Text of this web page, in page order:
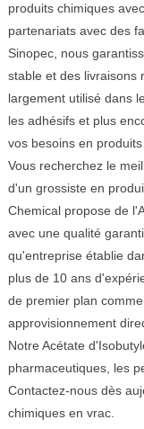
produits chimiques
partenariats avec des
Sinopec, nous
stable et des livraisons
largement utilisé dans
les adhésifs et plus
vos besoins en
Vous recherchez le
d'un grossiste en
Chemical propose de
avec une qualité
qu'entreprise établie
plus de 10 ans
de premier plan
approvisionnement
Notre Acétate
pharmaceutiques, les
Contactez-nous dès
chimiques en vrac.